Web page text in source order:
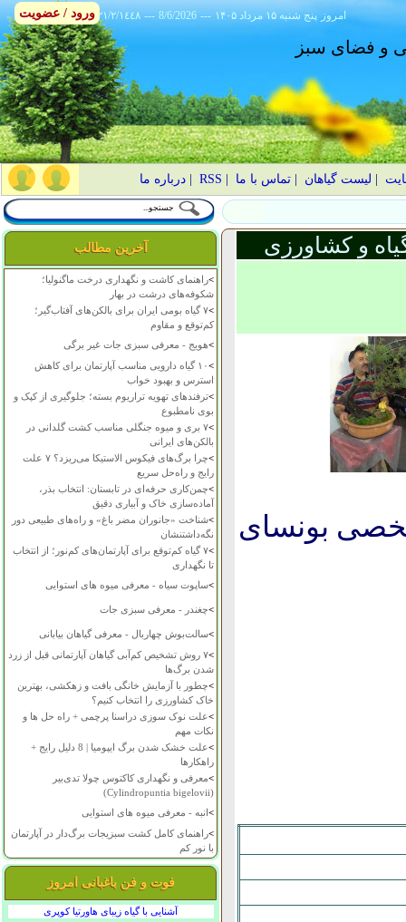
٢١/٢/١٤٤٨ --- 8/6/2026 --- ۱۴۰۵ پنج شنبه ۱۵ مرداد امروز
و فضای سبز
لیست گیاهان |تماس با ما RSS
|درباره ما
آخرین مطالب
>راهنمای کاشت و نگهداری درخت ماگنولیا؛
شکوفه‌های درشت در بهار
>
۷ گیاه بومی ایران برای بالکن‌های آفتاب‌گیر؛
کم‌توقع و مقاوم
>هویج - معرفی سبزی جات غیر برگی
>
۱۰ گیاه دارویی مناسب آپارتمان برای کاهش
استرس و بهبود خواب
>ترفندهای تهویه تراریوم بسته؛ جلوگیری از کپک و
بوی نامطبوع
>
۷ بری و میوه جنگلی مناسب کشت گلدانی در
بالکن‌های ایرانی
>
چرا برگ‌های فیکوس الاستیکا می‌ریزد؟ ۷ علت
رایج و راه‌حل سریع
>چمن‌کاری حرفه‌ای در تابستان: انتخاب بذر،
آماده‌سازی خاک و آبیاری دقیق
>شناخت «جانوران مضر باغ» و راه‌های طبیعی دور
نگه‌داشتنشان
>
۷ گیاه کم‌توقع برای آپارتمان‌های کم‌نور؛ از انتخاب
تا نگهداری
>ساپوت سیاه - معرفی میوه های استوایی
>چغندر - معرفی سبزی جات
>سالت‌بوش چهاربال - معرفی گیاهان بیابانی
>
۷ روش تشخیص کم‌آبی گیاهان آپارتمانی قبل از زرد
شدن برگ‌ها
>چطور با آزمایش خانگی بافت و زهکشی، بهترین
خاک کشاورزی را انتخاب کنیم؟
>علت نوک سوزی دراسنا پرچمی + راه حل ها و
نکات مهم
>
علت خشک شدن برگ ایپومیا | 8 دلیل رایج +
راهکارها
>معرفی و نگهداری کاکتوس چولا تدی‌بیر
(Cylindropuntia bigelovii)
>انبه - معرفی میوه های استوایی
>راهنمای کامل کشت سبزیجات برگ‌دار در آپارتمان
با نور کم
فوت و فن باغبانی امروز
آشنایی با گیاه زیبای هاورتیا کوپری
و کشاورزی
بونسای
ورود / عضویت